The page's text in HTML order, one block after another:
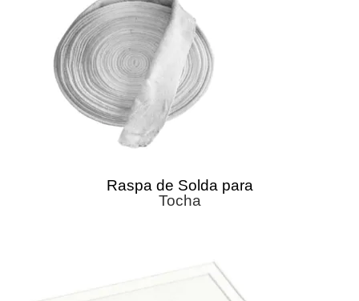
Raspa de Solda para
Tocha